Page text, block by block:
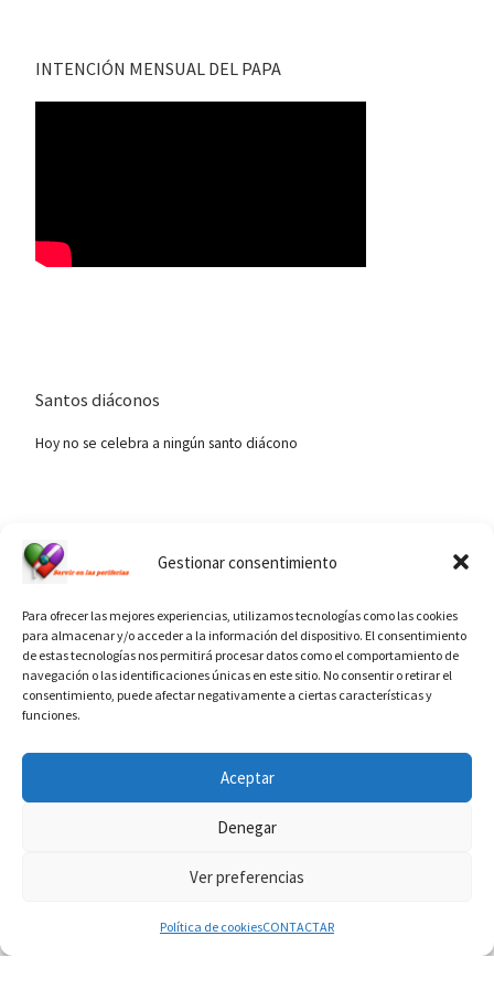
Gestionar consentimiento
Para ofrecer las mejores experiencias, utilizamos tecnologías como las cookies
para almacenar y/o acceder a la información del dispositivo. El consentimiento
de estas tecnologías nos permitirá procesar datos como el comportamiento de
navegación o las identificaciones únicas en este sitio. No consentir o retirar el
consentimiento, puede afectar negativamente a ciertas características y
funciones.
Aceptar
Denegar
Ver preferencias
Política de cookiesCONTACTAR
INTENCIÓN MENSUAL DEL PAPA
Santos diáconos
Hoy no se celebra a ningún santo diácono
Diaconado permanente– Todos los derechos reservados
WP